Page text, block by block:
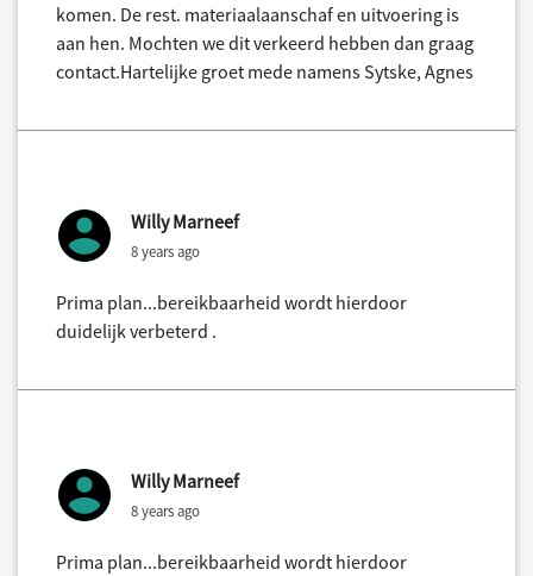
komen. De rest. materiaalaanschaf en uitvoering is
aan hen. Mochten we dit verkeerd hebben dan graag
contact.Hartelijke groet mede namens Sytske, Agnes
Willy Marneef
8 years ago
Prima plan...bereikbaarheid wordt hierdoor
duidelijk verbeterd .
Willy Marneef
8 years ago
Prima plan...bereikbaarheid wordt hierdoor